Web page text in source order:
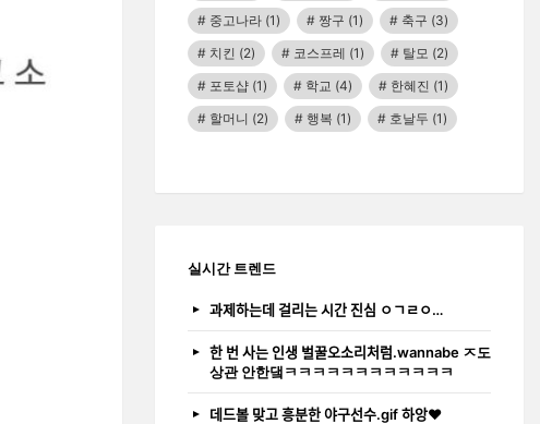
중고나라 (1) 짱구 (1) 축구 (3)
치킨 (2) 코스프레 (1) 탈모 (2)
포토샵 (1) 학교 (4) 한혜진 (1)
할머니 (2) 행복 (1) 호날두 (1)
실시간 트렌드
과제하는데 걸리는 시간 진심 ㅇㄱㄹㅇ…
한 번 사는 인생 벌꿀오소리처럼.wannabe ㅈ도
상관 안한댘ㅋㅋㅋㅋㅋㅋㅋㅋㅋㅋㅋㅋ
데드볼 맞고 흥분한 야구선수.gif 하앙❤️